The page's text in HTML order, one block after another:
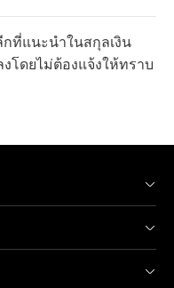
ที่แนะนำในสกุลเงิน
โดยไม่ต้องแจ้งให้ทราบ